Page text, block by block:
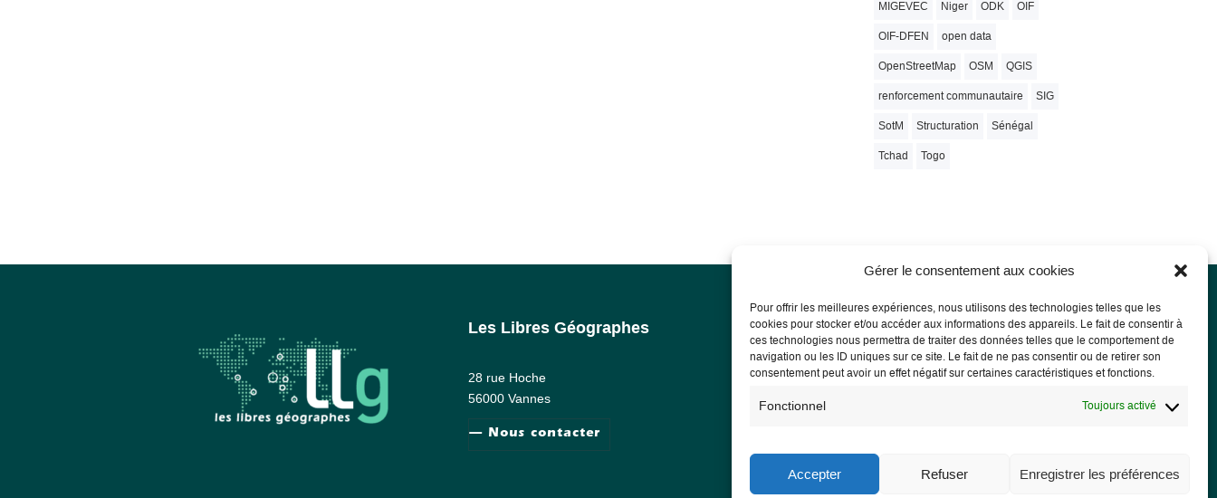
Gérer le consentement aux cookies
Pour offrir les meilleures expériences, nous utilisons des technologies telles que les
cookies pour stocker et/ou accéder aux informations des appareils. Le fait de consentir à
ces technologies nous permettra de traiter des données telles que le comportement de
navigation ou les ID uniques sur ce site. Le fait de ne pas consentir ou de retirer son
consentement peut avoir un effet négatif sur certaines caractéristiques et fonctions.
Fonctionnel Toujours activé
Accepter Refuser Enregistrer les préférences
MIGEVEC Niger ODK OIF
OIF-DFEN open data
OpenStreetMap OSM QGIS
renforcement communautaire SIG
SotM Structuration Sénégal
Tchad Togo
Les Libres Géographes
28 rue Hoche
56000 Vannes
— Nous contacter
Informations légales
Mentions légales